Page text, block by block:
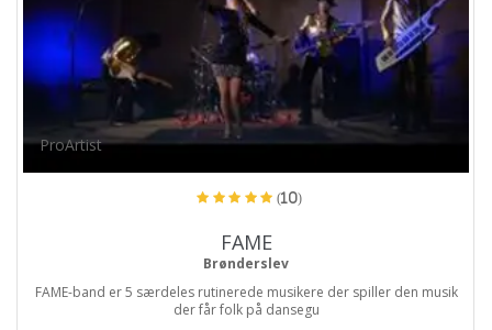
ProArtist
(10)
FAME
Brønderslev
FAME-band er 5 særdeles rutinerede musikere der spiller den musik
der får folk på dansegu